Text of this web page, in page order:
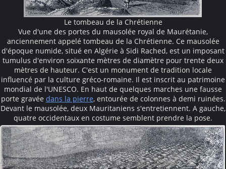
Le tombeau de la Chrétienne
Vue d'une des portes du mausolée royal de Maurétanie,
anciennement appelé tombeau de la Chrétienne. Ce mausolée
d'époque numide, situé en Algérie à Sidi Rached, est un imposant
tumulus d'environ soixante mètres de diamètre pour trente deux
mètres de hauteur. C'est un monument de tradition locale
influencé par la culture gréco-romaine. Il est inscrit au patrimoine
mondial de l'UNESCO. En haut de quelques marches une fausse
porte gravée dans la pierre, entourée de colonnes à demi ruinées.
Devant le mausolée, deux Mauritaniens s'entretiennent. A gauche,
quatre occidentaux en costume semblent prendre la pose.